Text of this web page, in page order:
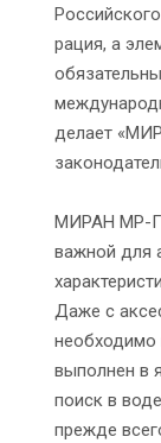
рация, а
делает
МИРАН МР-
важной для
Даже с
необходимо
выполнен в
поиск в
прежде